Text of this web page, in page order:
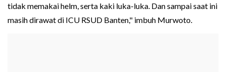
tidak memakai helm, serta kaki luka-luka. Dan sampai saat ini
masih dirawat di ICU RSUD Banten," imbuh Murwoto.